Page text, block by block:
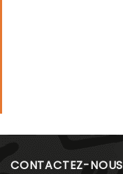
CONTACTEZ-NOUS